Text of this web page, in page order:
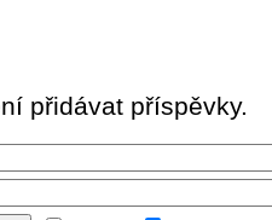
přidávat příspěvky.